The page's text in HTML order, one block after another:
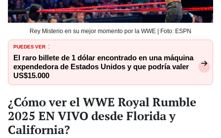
Rey Misterio en su mejor momento por la WWE | Foto: ESPN
PUEDES VER :
El raro billete de 1 dólar encontrado en una máquina
expendedora de Estados Unidos y que podría valer
US$15.000
¿Cómo ver el WWE Royal Rumble
2025 EN VIVO desde Florida y
California?